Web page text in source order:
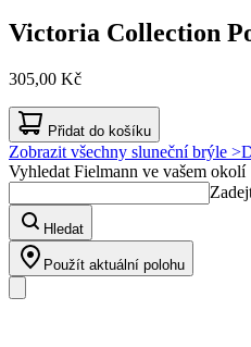
Victoria Collection
305,00 Kč
Přidat do košíku
Zobrazit všechny sluneční brýle >
Vyhledat Fielmann ve vašem okolí
Hledat
Použít aktuální polohu